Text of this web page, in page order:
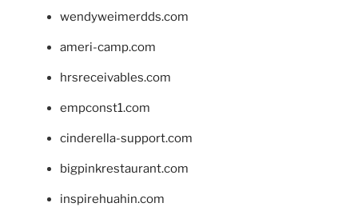
wendyweimerdds.com
ameri-camp.com
hrsreceivables.com
empconst1.com
cinderella-support.com
bigpinkrestaurant.com
inspirehuahin.com